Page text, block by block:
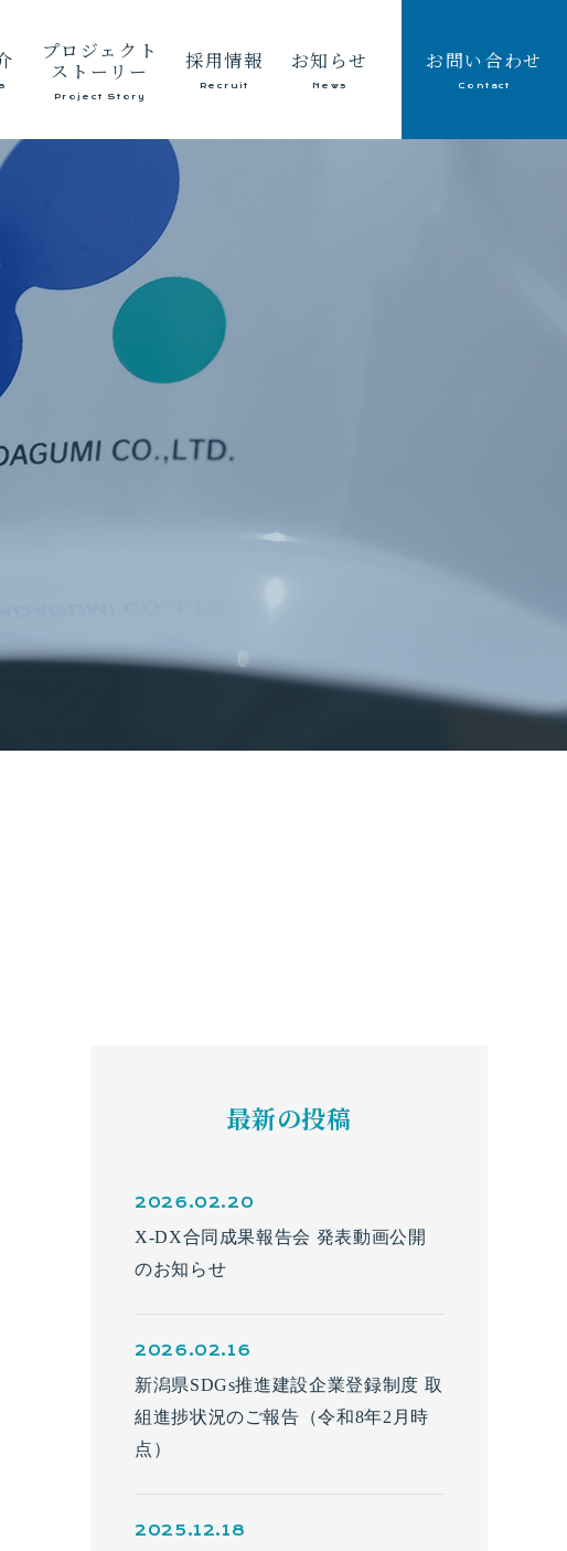
プロジェクト
ストーリー
Project Story
採用情報
Recruit
お知らせ
News
お問い合わせ
Contact
最新の投稿
X-DX合同成果報告会 発表動画公開
のお知らせ
2026.02.20
新潟県SDGs推進建設企業登録制度 取
組進捗状況のご報告（令和8年2月時
点）
2026.02.16
2025.12.18